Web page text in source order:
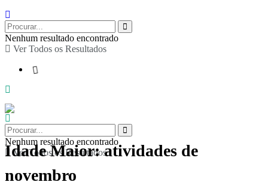
Nenhum resultado encontrado
Ver Todos os Resultados
Nenhum resultado encontrado
Ver Todos os Resultados
Idade Maior: atividades de
novembro